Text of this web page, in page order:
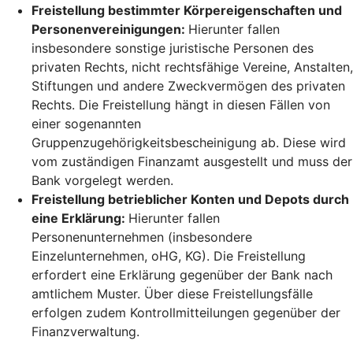
Freistellung bestimmter Körpereigenschaften und
Personenvereinigungen: Hierunter fallen
insbesondere sonstige juristische Personen des
privaten Rechts, nicht rechtsfähige Vereine, Anstalten,
Stiftungen und andere Zweckvermögen des privaten
Rechts. Die Freistellung hängt in diesen Fällen von
einer sogenannten
Gruppenzugehörigkeitsbescheinigung ab. Diese wird
vom zuständigen Finanzamt ausgestellt und muss der
Bank vorgelegt werden.
Freistellung betrieblicher Konten und Depots durch
eine Erklärung: Hierunter fallen
Personenunternehmen (insbesondere
Einzelunternehmen, oHG, KG). Die Freistellung
erfordert eine Erklärung gegenüber der Bank nach
amtlichem Muster. Über diese Freistellungsfälle
erfolgen zudem Kontrollmitteilungen gegenüber der
Finanzverwaltung.